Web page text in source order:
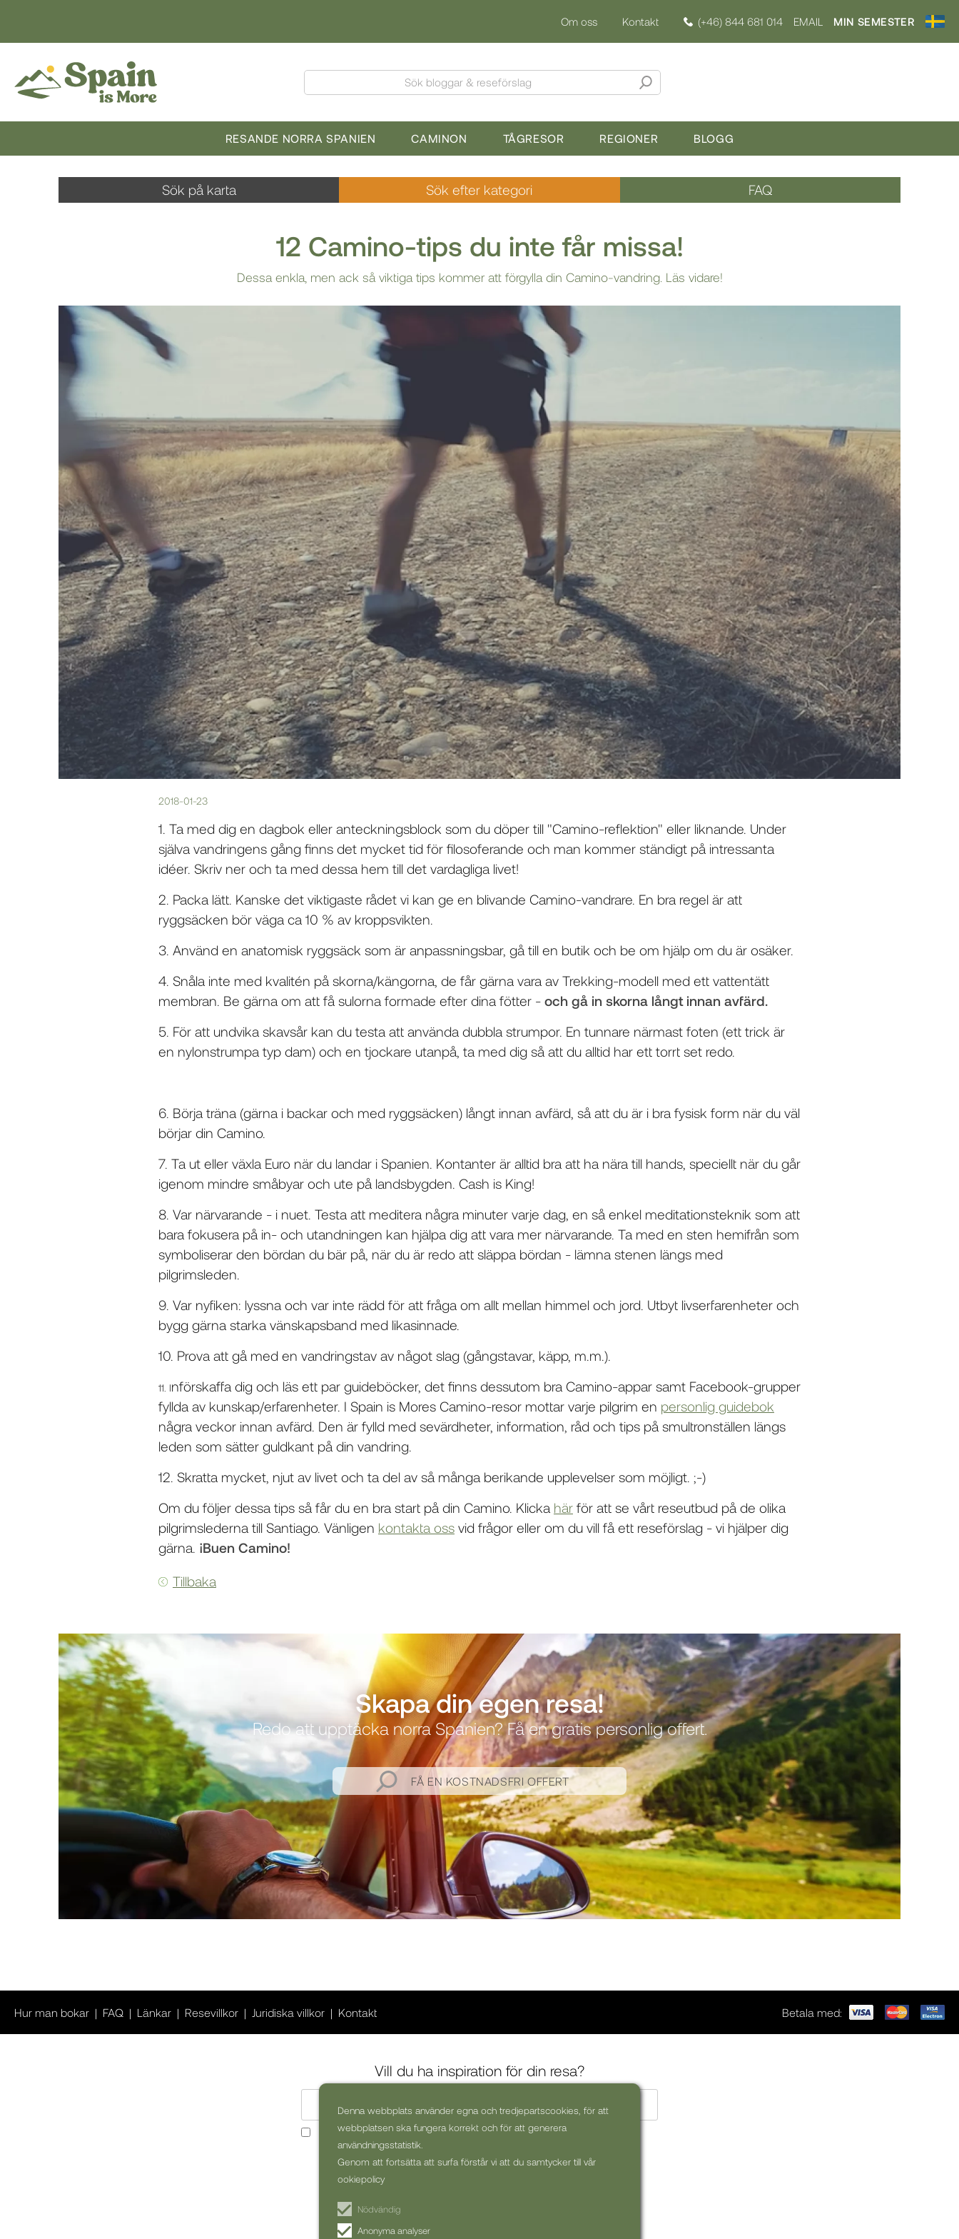
Denna webbplats använder egna och tredjepartscookies, för att
webbplatsen ska fungera korrekt och för att generera
användningsstatistik.
Genom att fortsätta att surfa förstår vi att du samtycker till vår
ookiepolicy
Nödvändig
Anonyma analyser
Om oss Kontakt (+46) 844 681 014 EMAIL MIN SEMESTER
Sök bloggar & reseförslag
RESANDE NORRA SPANIEN CAMINON TÅGRESOR REGIONER BLOGG
Sök på karta Sök efter kategori FAQ
12 Camino-tips du inte får missa!
Dessa enkla, men ack så viktiga tips kommer att förgylla din Camino-vandring. Läs vidare!
2018-01-23
1. Ta med dig en dagbok eller anteckningsblock som du döper till "Camino-reflektion" eller liknande. Under
själva vandringens gång finns det mycket tid för filosoferande och man kommer ständigt på intressanta
idéer. Skriv ner och ta med dessa hem till det vardagliga livet!
2. Packa lätt. Kanske det viktigaste rådet vi kan ge en blivande Camino-vandrare. En bra regel är att
ryggsäcken bör väga ca 10 % av kroppsvikten.
3. Använd en anatomisk ryggsäck som är anpassningsbar, gå till en butik och be om hjälp om du är osäker.
4. Snåla inte med kvalitén på skorna/kängorna, de får gärna vara av Trekking-modell med ett vattentätt
membran. Be gärna om att få sulorna formade efter dina fötter - och gå in skorna långt innan avfärd.
5. För att undvika skavsår kan du testa att använda dubbla strumpor. En tunnare närmast foten (ett trick är
en nylonstrumpa typ dam) och en tjockare utanpå, ta med dig så att du alltid har ett torrt set redo.
6. Börja träna (gärna i backar och med ryggsäcken) långt innan avfärd, så att du är i bra fysisk form när du väl
börjar din Camino.
7. Ta ut eller växla Euro när du landar i Spanien. Kontanter är alltid bra att ha nära till hands, speciellt när du går
igenom mindre småbyar och ute på landsbygden. Cash is King!
8. Var närvarande - i nuet. Testa att meditera några minuter varje dag, en så enkel meditationsteknik som att
bara fokusera på in- och utandningen kan hjälpa dig att vara mer närvarande. Ta med en sten hemifrån som
symboliserar den bördan du bär på, när du är redo att släppa bördan - lämna stenen längs med
pilgrimsleden.
9. Var nyfiken: lyssna och var inte rädd för att fråga om allt mellan himmel och jord. Utbyt livserfarenheter och
bygg gärna starka vänskapsband med likasinnade.
10. Prova att gå med en vandringstav av något slag (gångstavar, käpp, m.m.).
11. Införskaffa dig och läs ett par guideböcker, det finns dessutom bra Camino-appar samt Facebook-grupper
fyllda av kunskap/erfarenheter. I Spain is Mores Camino-resor mottar varje pilgrim en personlig guidebok
några veckor innan avfärd. Den är fylld med sevärdheter, information, råd och tips på smultronställen längs
leden som sätter guldkant på din vandring.
12. Skratta mycket, njut av livet och ta del av så många berikande upplevelser som möjligt. ;-)
Om du följer dessa tips så får du en bra start på din Camino. Klicka här för att se vårt reseutbud på de olika
pilgrimslederna till Santiago. Vänligen kontakta oss vid frågor eller om du vill få ett reseförslag - vi hjälper dig
gärna. ¡Buen Camino!
Tillbaka
Skapa din egen resa!
Redo att upptäcka norra Spanien? Få en gratis personlig offert.
FÅ EN KOSTNADSFRI OFFERT
Hur man bokar FAQ Länkar Resevillkor Juridiska villkor Kontakt Betala med:
Vill du ha inspiration för din resa?
Ja, jag skulle vilja få kommersiella nyhetsbrev (kan alltid avsluta